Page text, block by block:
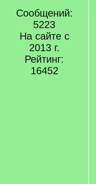
Сообщений:
5223
На сайте с
2013 г.
Рейтинг:
16452